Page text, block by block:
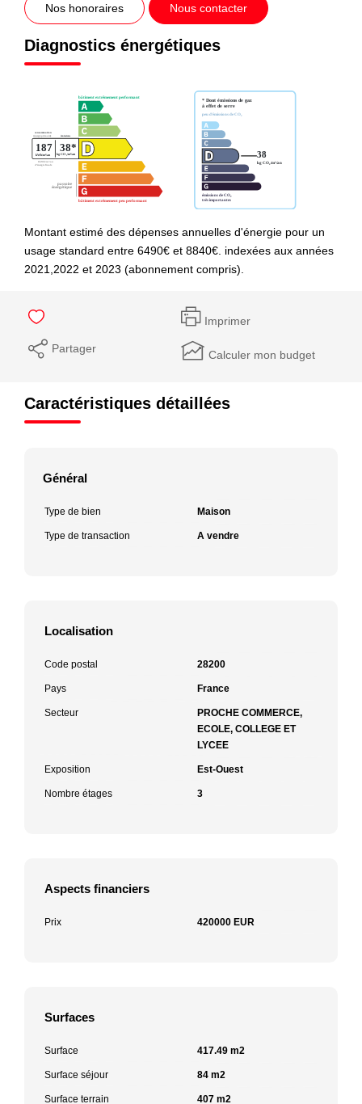
Nos honoraires Nous contacter
Diagnostics énergétiques
Montant estimé des dépenses annuelles d'énergie pour un
usage standard entre 6490€ et 8840€. indexées aux années
2021,2022 et 2023 (abonnement compris).
Imprimer
Partager Calculer mon budget
Caractéristiques détaillées
Général
Type de bien Maison
Type de transaction A vendre
Localisation
Code postal 28200
Pays France
Secteur
PROCHE COMMERCE,
ECOLE, COLLEGE ET
LYCEE
Exposition Est-Ouest
Nombre étages 3
Aspects financiers
Prix 420000 EUR
Surfaces
Surface 417.49 m2
Surface séjour 84 m2
Surface terrain 407 m2